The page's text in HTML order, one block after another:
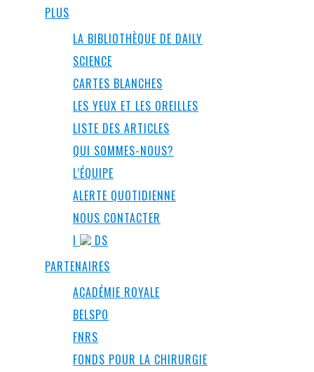
PLUS
LA BIBLIOTHÈQUE DE DAILY
SCIENCE
CARTES BLANCHES
LES YEUX ET LES OREILLES
LISTE DES ARTICLES
QUI SOMMES-NOUS?
L’ÉQUIPE
ALERTE QUOTIDIENNE
NOUS CONTACTER
I
DS
PARTENAIRES
ACADÉMIE ROYALE
BELSPO
FNRS
FONDS POUR LA CHIRURGIE